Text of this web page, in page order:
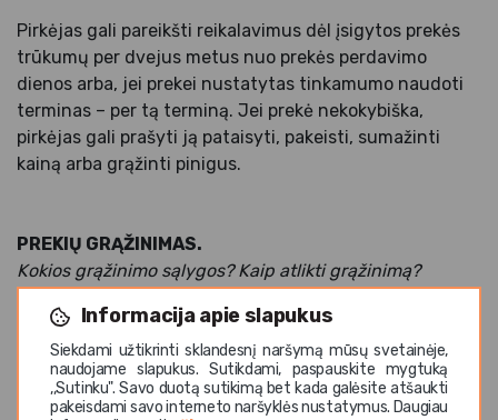
Informacija apie slapukus
Siekdami užtikrinti sklandesnį naršymą mūsų svetainėje,
naudojame slapukus. Sutikdami, paspauskite mygtuką
,,Sutinku". Savo duotą sutikimą bet kada galėsite atšaukti
pakeisdami savo interneto naršyklės nustatymus. Daugiau
Pirkėjas gali pareikšti reikalavimus dėl įsigytos prekės
trūkumų per dvejus metus nuo prekės perdavimo
dienos arba, jei prekei nustatytas tinkamumo naudoti
terminas – per tą terminą. Jei prekė nekokybiška,
pirkėjas gali prašyti ją pataisyti, pakeisti, sumažinti
kainą arba grąžinti pinigus.
PREKIŲ GRĄŽINIMAS.
Kokios grąžinimo sąlygos? Kaip atlikti grąžinimą?
Pagal Lietuvos Respublikos Civilinį kodeksą, pirkėjas
turi teisę atsisakyti nuotolinės sutarties ir grąžinti
prekes per 14 dienų nuo jų gavimo dienos,
nenurodydamas priežasties, išskyrus CK 6.228¹⁰